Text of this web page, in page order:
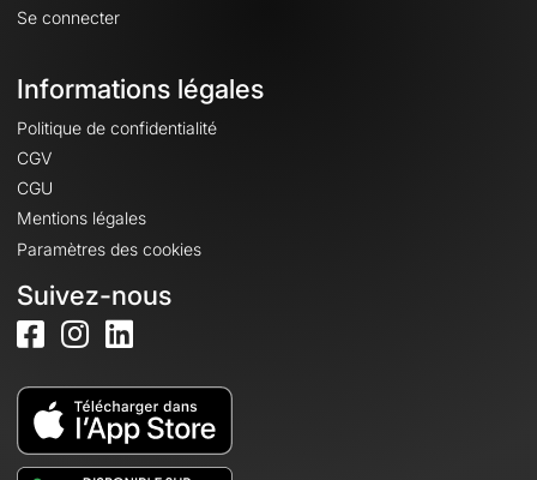
Se connecter
Informations légales
Politique de confidentialité
CGV
CGU
Mentions légales
Paramètres des cookies
Suivez-nous